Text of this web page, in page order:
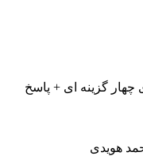
گزینه ای + پاسخ
هویدی